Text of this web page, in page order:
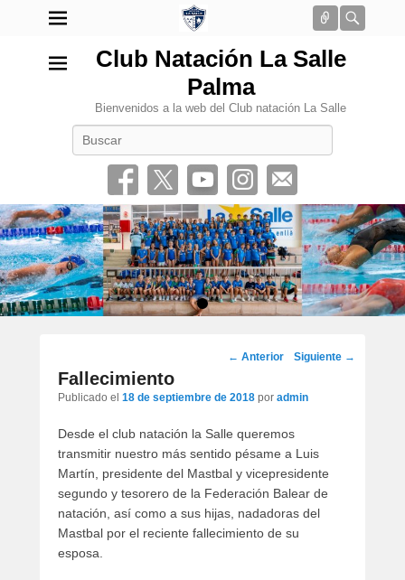
Conectar
Club Natación La Salle
Palma
Bienvenidos a la web del Club natación La Salle
•
Navegación
los
← Anterior Siguiente →
Fallecimiento
Publicado el 18 de septiembre de 2018 por admin
Desde el club natación la Salle queremos
transmitir nuestro más sentido pésame a Luis
Martín, presidente del Mastbal y vicepresidente
segundo y tesorero de la Federación Balear de
natación, así como a sus hijas, nadadoras del
Mastbal por el reciente fallecimiento de su
esposa.